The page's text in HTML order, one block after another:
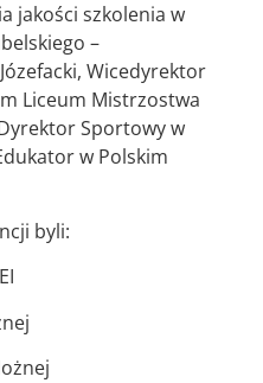
jakości szkolenia w
–
Wicedyrektor
Liceum Mistrzostwa
Sportowy w
w Polskim
byli: